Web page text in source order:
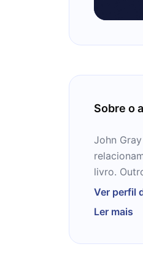
Sobre o
John
livro.
Marte e
de
Ver perfil
Ler mais